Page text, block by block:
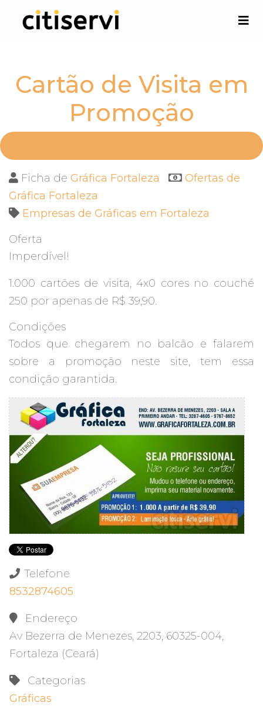
Cartão de Visita em
Promoção
Ficha de Gráfica Fortaleza
Ofertas de
Gráfica Fortaleza
Empresas de Gráficas em Fortaleza
Oferta
Imperdível!
1.000 cartões de visita, 4x0 cores no couché
250 por apenas de R$ 39,90.
Condições
Todos que chegarem no balcão e falarem
sobre a promoção neste site, tem essa
condição garantida.
Telefone
8532874605
Endereço
Av Bezerra de Menezes, 2203, 60325-004,
Fortaleza (Ceará)
Categorias
Gráficas